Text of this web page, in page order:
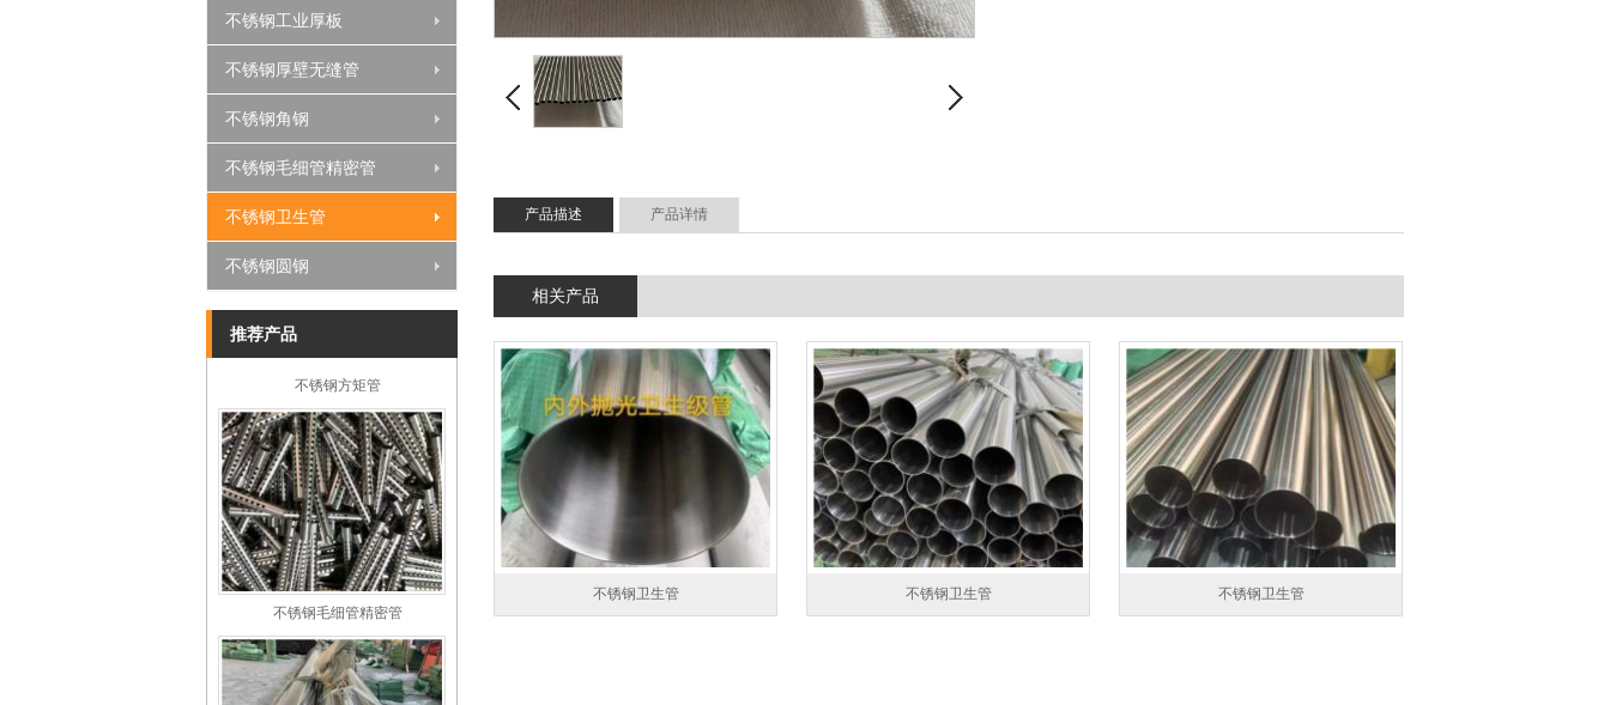
不锈钢工业厚板
不锈钢厚壁无缝管
不锈钢角钢
不锈钢毛细管精密管
不锈钢卫生管
不锈钢圆钢
推荐产品
不锈钢凹槽管
不锈钢毛细管精密管
产品描述 产品详情
相关产品
不锈钢卫生管 不锈钢卫生管 不锈钢卫生管